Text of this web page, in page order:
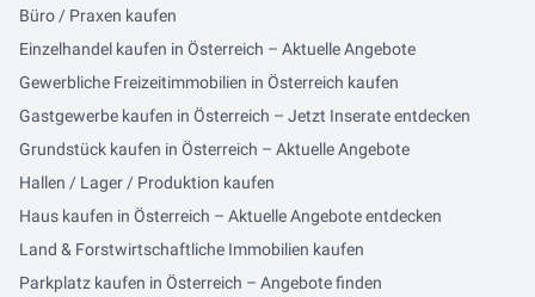
Büro / Praxen kaufen
Einzelhandel kaufen in Österreich – Aktuelle Angebote
Gewerbliche Freizeitimmobilien in Österreich kaufen
Gastgewerbe kaufen in Österreich – Jetzt Inserate entdecken
Grundstück kaufen in Österreich – Aktuelle Angebote
Hallen / Lager / Produktion kaufen
Haus kaufen in Österreich – Aktuelle Angebote entdecken
Land & Forstwirtschaftliche Immobilien kaufen
Parkplatz kaufen in Österreich – Angebote finden